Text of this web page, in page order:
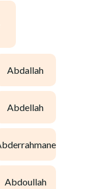
abdallah
abdellah
abderrahmane
abdoullah